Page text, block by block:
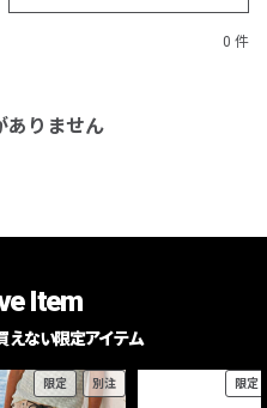
0 件
ありません
Item
えない限定アイテム
限定 別注 限定